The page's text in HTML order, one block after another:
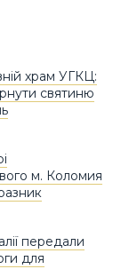
храм УГКЦ:
святиню
м. Коломия
передали
для